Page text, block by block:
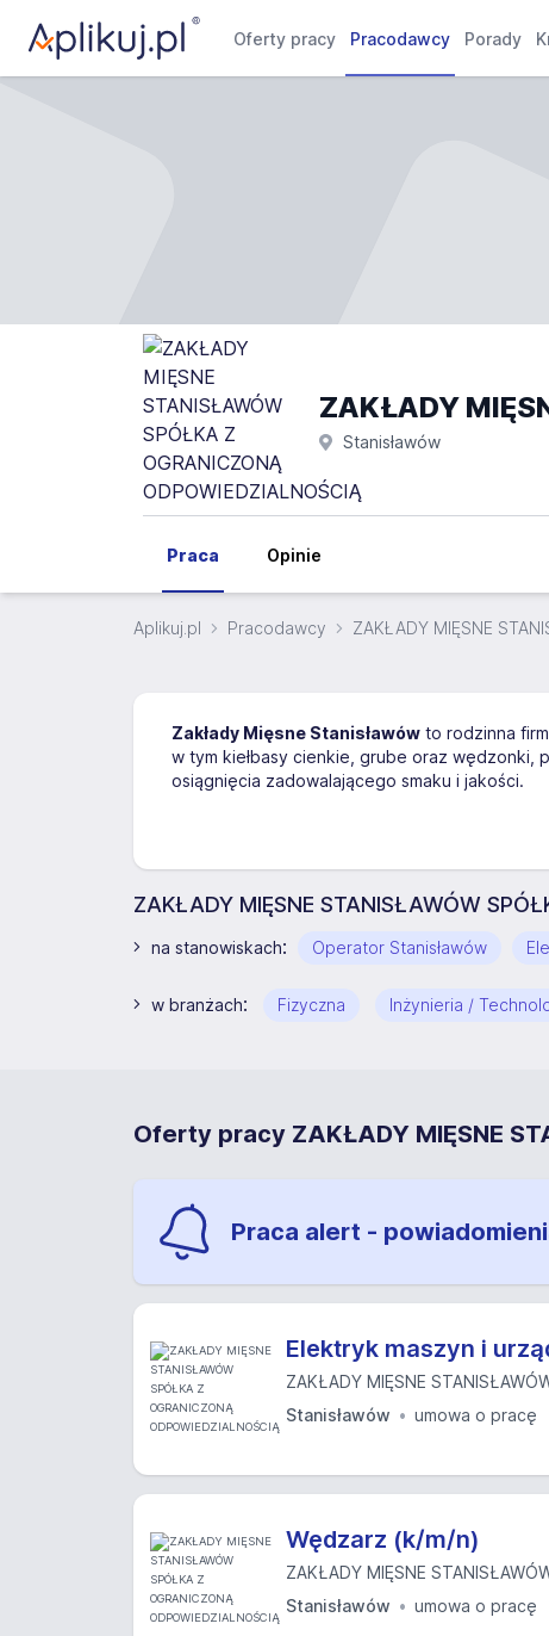
Oferty pracy Pracodawcy Porady
ZAKŁADY
Stanisławów
Praca Opinie
Aplikuj.pl Pracodawcy ZAKŁADY MIĘSNE
Zakłady Mięsne Stanisławów to rodzinna
w tym kiełbasy cienkie, grube oraz wędzonki,
osiągnięcia zadowalającego smaku i jakości.
ZAKŁADY MIĘSNE STANISŁAWÓW
na stanowiskach: Operator Stanisławów
w branżach: Fizyczna Inżynieria /
Oferty pracy ZAKŁADY MIĘSNE
Praca alert -
Elektryk maszyn i
ZAKŁADY MIĘSNE
Stanisławów
umowa o pracę
Wędzarz (k/m/n)
ZAKŁADY MIĘSNE
Stanisławów
umowa o pracę